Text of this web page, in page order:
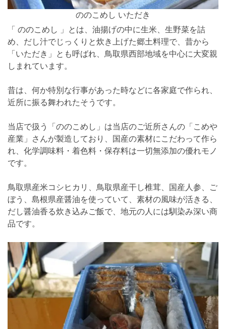
ののこめし いただき
「 ののこめし 」とは、油揚げの中に生米、生野菜を詰
め、だし汁でじっくりと炊き上げた郷土料理で、昔から
「いただき」とも呼ばれ、鳥取県西部地域を中心に大変親
しまれています。
昔は、何か特別な行事があった時などに各家庭で作られ、
近所に振る舞われたそうです。
当店で扱う「ののこめし」は当店のご近所さんの「こめや
産業」さんが製造しており、国産の素材にこだわって作ら
れ、化学調味料・着色料・保存料は一切無添加の優れモノ
です。
鳥取県産米コシヒカリ、鳥取県産干し椎茸、国産人参、ご
ぼう、島根県産醤油を使っていて、素材の風味が活きる、
だし醤油香る炊き込みご飯で、地元の人には馴染み深い商
品です。